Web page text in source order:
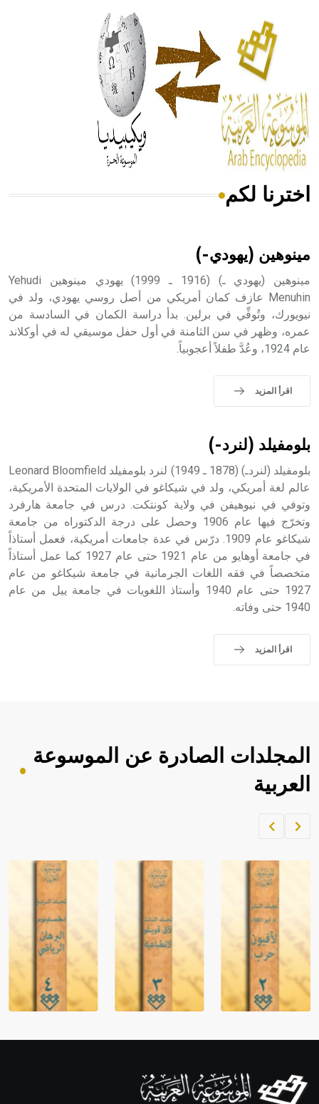
الحكم، الأدلة، تنظيم التغذية، ورسالته في جروح الرأس. ويعود
له الفضل بأنه حرر الطب من الدين والفلسفة.
- هل تعلم أن المرجان إفراز حيواني يتكون في البحر ويتركب
من مادة كربونات الكلسيوم، وهو أحمر أو شديد الحمرة وهو
أجود أنواعه، ويمتاز بكبر الحجم ويسمى الش
هل تعلم أن الأبسيد كلمة فرنسية اللفظ تم اعتمادها مصطلحاً
- هل تعلم أن أبجر Abgar اسم معروف جيداً يعود إلى عدد من
الملوك الذين حكموا مدينة إديسا (الرها) من أبجر الأول وحتى
التاسع، وهم ينتسبون إلى أسرة أوسروين
sign تكتب منفصلة غير متصلة، وتعتمد المبدأ الأكوروفوني،
حيث تقتصر القيمة الصوتية للعلامة الك
اخترنا لكم
مينوهين (يهودي-)
مينوهين (يهودي ـ) (1916 ـ 1999) يهودي مينوهين Yehudi
Menuhin عازف كمان أمريكي من أصل روسي يهودي، ولد في
نيويورك، وتُوفِّي في برلين. بدأ دراسة الكمان في السادسة من
عمره، وظهر في سن الثامنة في أول حفل موسيقي له في أوكلاند
عام 1924، وعُدَّ طفلاً أعجوبياً.
اقرأ المزيد
بلومفيلد (لنرد-)
بلومفيلد (لنردـ) (1878 ـ 1949) لنرد بلومفيلد Leonard Bloomfield
عالم لغة أمريكي، ولد في شيكاغو في الولايات المتحدة الأمريكية،
وتوفي في نيوهيفن في ولاية كونتكت. درس في جامعة هارفرد
وتخرّج فيها عام 1906 وحصل على درجة الدكتوراه من جامعة
شيكاغو عام 1909. درّس في عدة جامعات أمريكية، فعمل أستاذاً
في جامعة أوهايو من عام 1921 حتى عام 1927 كما عمل أستاذاً
متخصصاً في فقه اللغات الجرمانية في جامعة شيكاغو من عام
1927 حتى عام 1940 وأستاذ اللغويات في جامعة ييل من عام
1940 حتى وفاته.
اقرأ المزيد
المجلدات الصادرة عن الموسوعة
العربية